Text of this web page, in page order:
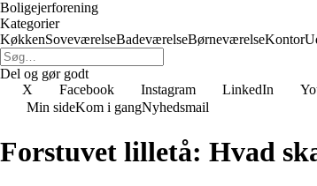
Boligejerforening
Kategorier
KøkkenSoveværelseBadeværelseBørneværelseKontor
Del og gør godt
X
Facebook Instagram LinkedIn
Min sideKom i gangNyhedsmail
Forstuvet lilletå: Hvad